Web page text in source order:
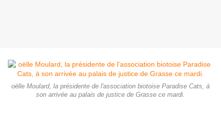
oëlle Moulard, la présidente de l'association biotoise Paradise Cats, à
son arrivée au palais de justice de Grasse ce mardi.